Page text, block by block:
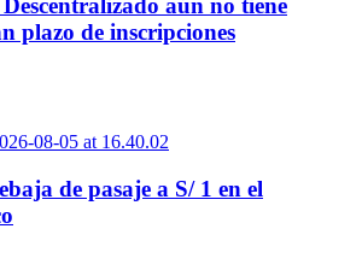
aún no tiene
plazo de inscripciones
de pasaje a S/ 1 en el